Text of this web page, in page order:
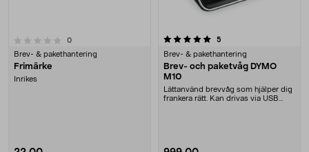
0recensioner
Brev- & pakethantering
Frimärke
Inrikes
5.0 av 5 stjärnor 5
Brev- & pakethantering
Brev- och paketvåg DYMO
M10
Lättanvänd brevvåg som hjälper dig
frankera rätt. Kan drivas via USB